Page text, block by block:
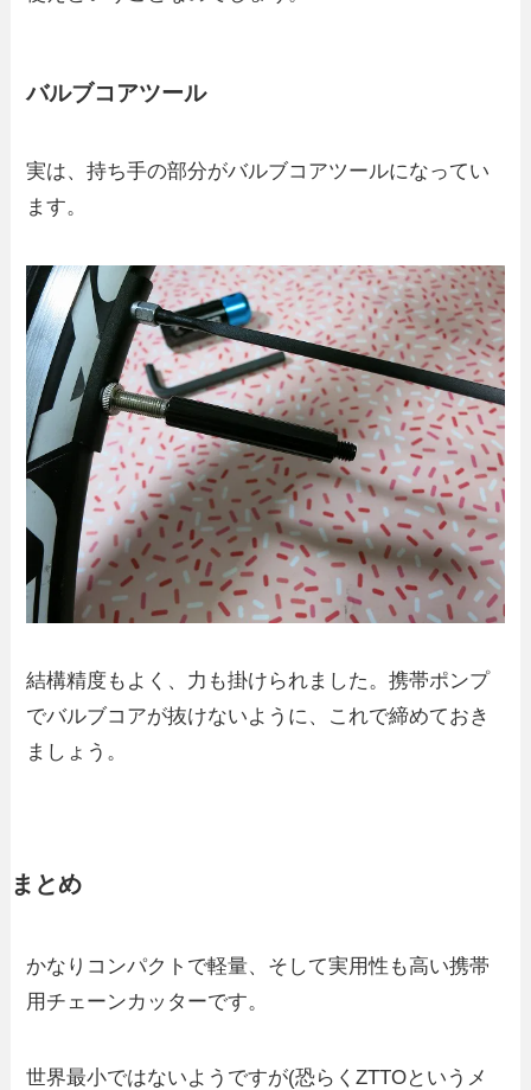
バルブコアツール
実は、持ち手の部分がバルブコアツールになってい
ます。
結構精度もよく、力も掛けられました。携帯ポンプ
でバルブコアが抜けないように、これで締めておき
ましょう。
まとめ
かなりコンパクトで軽量、そして実用性も高い携帯
用チェーンカッターです。
世界最小ではないようですが(恐らくZTTOというメ